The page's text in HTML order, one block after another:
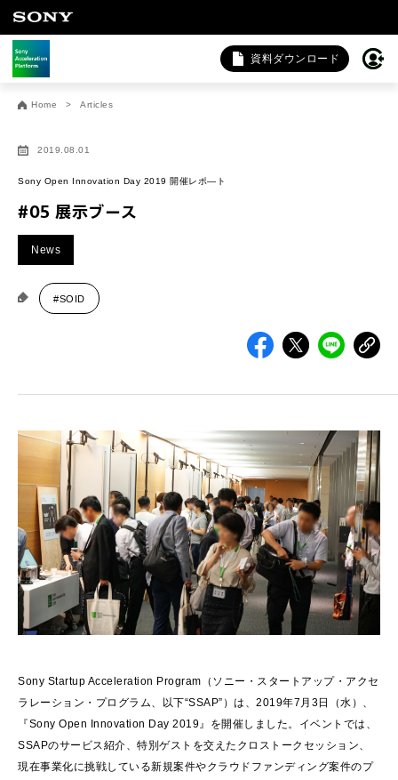
資料ダウンロード
Home Articles
2019.08.01
Sony Open Innovation Day 2019 開催レポ―ト
#05 展示ブース
News
#SOID
Sony Startup Acceleration Program（ソニー・スタートアップ・アクセ
ラレーション・プログラム、以下“SSAP”）は、2019年7月3日（水）、
『Sony Open Innovation Day 2019』を開催しました。イベントでは、
SSAPのサービス紹介、特別ゲストを交えたクロストークセッション、
現在事業化に挑戦している新規案件やクラウドファンディング案件のプ
お問い合わせ
法人向けサービスに関するご相談・お問い合わせは以下のボタ
法人お問い合わせ
FAQ & 個人お問い合わせ